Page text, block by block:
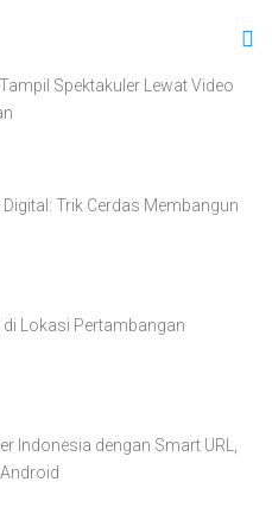
Spektakuler Lewat Video
Trik Cerdas Membangun
Lokasi Pertambangan
Indonesia dengan Smart URL,